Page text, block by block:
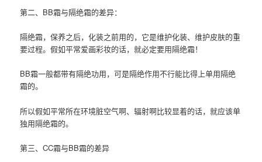
第二、BB霜与隔绝霜的差异：
隔绝霜，保养之后，化装之前用的，它是维护化装、维护皮肤的重
要过程。假如平常爱画彩妆的话，就必定要用隔绝霜！
BB霜一般都带有隔绝功用，可是隔绝作用不行能比得上单用隔绝
霜的。
所以假如平常所在环境脏空气啊、辐射啊比较显着的话，就应该单
独用隔绝霜的。
第三、CC霜与BB霜的差异